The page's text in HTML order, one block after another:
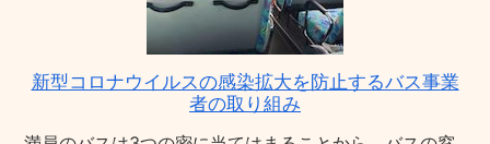
新型コロナウイルスの感染拡大を防止するバス事業
者の取り組み